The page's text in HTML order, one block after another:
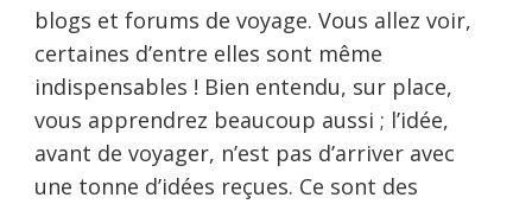
blogs et forums de voyage. Vous allez voir,
certaines d’entre elles sont même
indispensables ! Bien entendu, sur place,
vous apprendrez beaucoup aussi ; l’idée,
avant de voyager, n’est pas d’arriver avec
une tonne d’idées reçues. Ce sont des